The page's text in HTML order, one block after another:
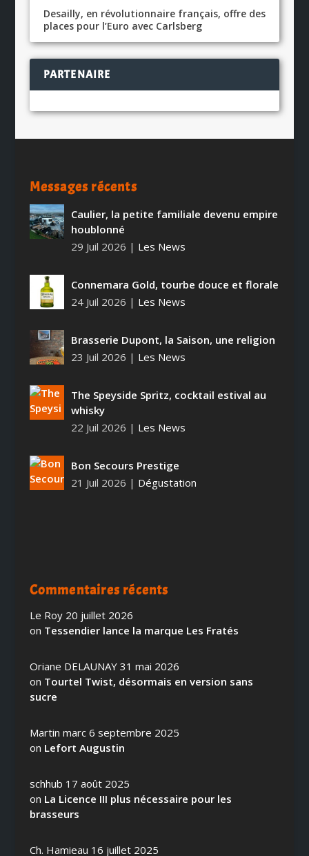
Desailly, en révolutionnaire français, offre des
places pour l’Euro avec Carlsberg
PARTENAIRE
Messages récents
Caulier, la petite familiale devenu empire
houblonné
29 Juil 2026 | Les News
Connemara Gold, tourbe douce et florale
24 Juil 2026 | Les News
Brasserie Dupont, la Saison, une religion
23 Juil 2026 | Les News
The Speyside Spritz, cocktail estival au
whisky
22 Juil 2026 | Les News
Bon Secours Prestige
21 Juil 2026 | Dégustation
Commentaires récents
Le Roy 20 juillet 2026
on Tessendier lance la marque Les Fratés
Oriane DELAUNAY 31 mai 2026
on Tourtel Twist, désormais en version sans
sucre
Martin marc 6 septembre 2025
on Lefort Augustin
schhub 17 août 2025
on La Licence III plus nécessaire pour les
brasseurs
Ch. Hamieau 16 juillet 2025